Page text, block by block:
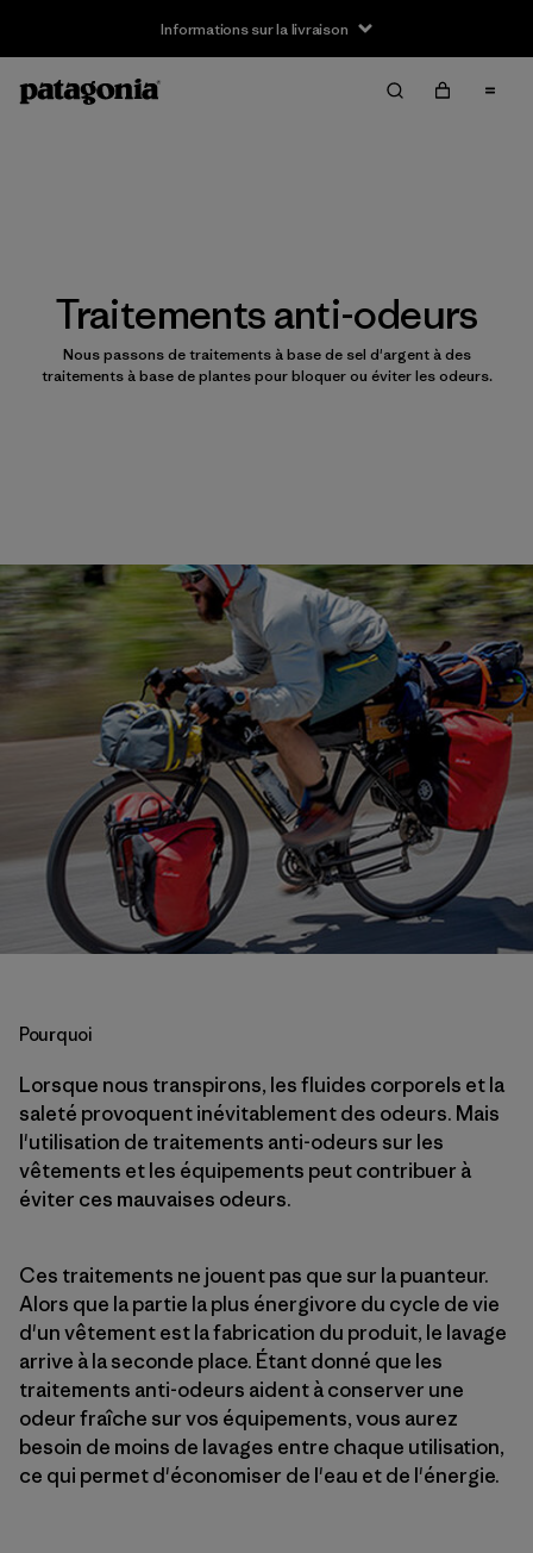
Informations sur la livraison
Traitements anti-odeurs
Nous passons de traitements à base de sel d'argent à des
traitements à base de plantes pour bloquer ou éviter les odeurs.
Pourquoi
Lorsque nous transpirons, les fluides corporels et la
saleté provoquent inévitablement des odeurs. Mais
l'utilisation de traitements anti-odeurs sur les
vêtements et les équipements peut contribuer à
éviter ces mauvaises odeurs.
Ces traitements ne jouent pas que sur la puanteur.
Alors que la partie la plus énergivore du cycle de vie
d'un vêtement est la fabrication du produit, le lavage
arrive à la seconde place. Étant donné que les
traitements anti-odeurs aident à conserver une
odeur fraîche sur vos équipements, vous aurez
besoin de moins de lavages entre chaque utilisation,
ce qui permet d'économiser de l'eau et de l'énergie.